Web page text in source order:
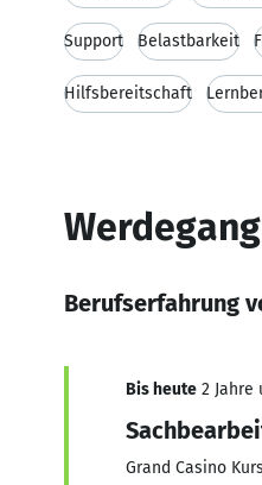
Support Belastbarkeit
Hilfsbereitschaft
Werdegang
Berufserfahrung
Bis heute 2 Jahre
Grand Casino